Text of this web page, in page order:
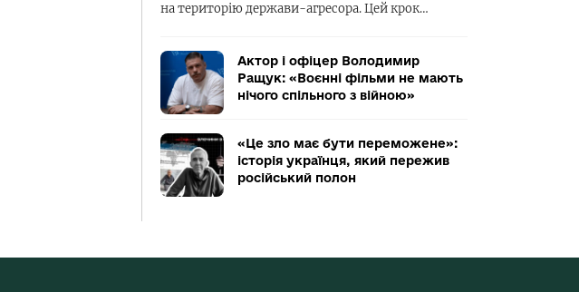
на територію держави-агресора. Цей крок…
Актор і офіцер Володимир
Ращук: «Воєнні фільми не мають
нічого спільного з війною»
«Це зло має бути переможене»:
історія українця, який пережив
російський полон